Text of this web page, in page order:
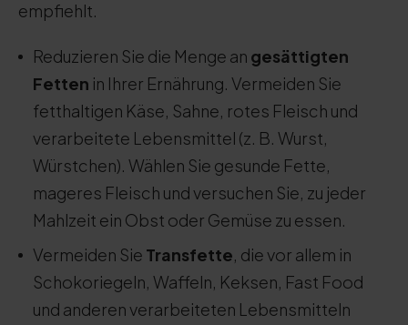
empfiehlt.
Reduzieren Sie die Menge an gesättigten
Fetten in Ihrer Ernährung. Vermeiden Sie
fetthaltigen Käse, Sahne, rotes Fleisch und
verarbeitete Lebensmittel (z. B. Wurst,
Würstchen). Wählen Sie gesunde Fette,
mageres Fleisch und versuchen Sie, zu jeder
Mahlzeit ein Obst oder Gemüse zu essen.
Vermeiden Sie Transfette, die vor allem in
Schokoriegeln, Waffeln, Keksen, Fast Food
und anderen verarbeiteten Lebensmitteln